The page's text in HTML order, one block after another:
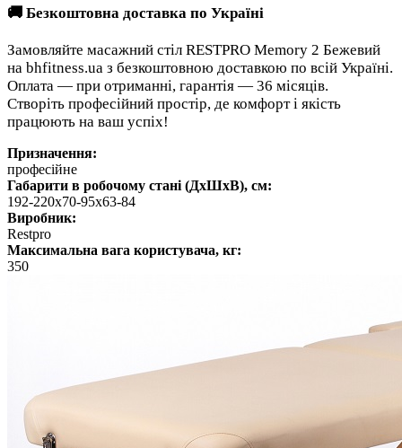
🚚 Безкоштовна доставка по Україні
Замовляйте масажний стіл RESTPRO Memory 2 Бежевий
на bhfitness.ua з безкоштовною доставкою по всій Україні.
Оплата — при отриманні, гарантія — 36 місяців.
Створіть професійний простір, де комфорт і якість
працюють на ваш успіх!
Призначення:
професійне
Габарити в робочому стані (ДхШхВ), см:
192-220х70-95х63-84
Виробник:
Restpro
Максимальна вага користувача, кг:
350